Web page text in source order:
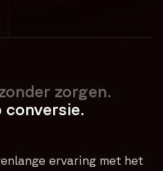
zorgen.
conversie.
ervaring met het